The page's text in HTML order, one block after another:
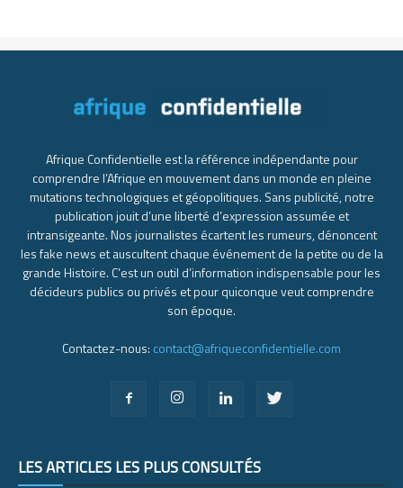
Afrique Confidentielle est la référence indépendante pour
comprendre l’Afrique en mouvement dans un monde en pleine
mutations technologiques et géopolitiques. Sans publicité, notre
publication jouit d’une liberté d’expression assumée et
intransigeante. Nos journalistes écartent les rumeurs, dénoncent
les fake news et auscultent chaque événement de la petite ou de la
grande Histoire. C’est un outil d’information indispensable pour les
décideurs publics ou privés et pour quiconque veut comprendre
son époque.
Contactez-nous: contact@afriqueconfidentielle.com
LES ARTICLES LES PLUS CONSULTÉS